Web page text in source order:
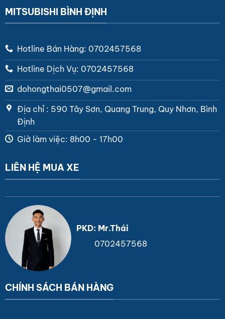
MITSUBISHI BÌNH ĐỊNH
Hotline Bán Hàng: 0702457568
Hotline Dịch Vụ: 0702457568
dohongthai0507@gmail.com
Địa chỉ : 590 Tây Sơn, Quang Trung, Quy Nhơn, Bình
Định
Giờ làm việc: 8h00 - 17h00
LIÊN HỆ MUA XE
PKD: Mr.Thái
0702457568
CHÍNH SÁCH BÁN HÀNG